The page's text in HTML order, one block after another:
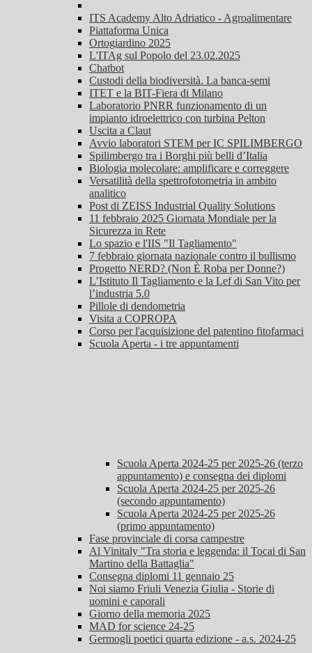
ITS Academy Alto Adriatico - Agroalimentare
Piattaforma Unica
Ortogiardino 2025
L'ITAg sul Popolo del 23.02.2025
Chatbot
Custodi della biodiversità. La banca-semi
ITET e la BIT-Fiera di Milano
Laboratorio PNRR funzionamento di un
impianto idroelettrico con turbina Pelton
Uscita a Claut
Avvio laboratori STEM per IC SPILIMBERGO
Spilimbergo tra i Borghi più belli d’Italia
Biologia molecolare: amplificare e correggere
Versatilità della spettrofotometria in ambito
analitico
Post di ZEISS Industrial Quality Solutions
11 febbraio 2025 Giornata Mondiale per la
Sicurezza in Rete
Lo spazio e l'IIS "Il Tagliamento"
7 febbraio giornata nazionale contro il bullismo
Progetto NERD? (Non È Roba per Donne?)
L’Istituto Il Tagliamento e la Lef di San Vito per
l’industria 5.0
Pillole di dendometria
Visita a COPROPA
Corso per l'acquisizione del patentino fitofarmaci
Scuola Aperta - i tre appuntamenti
Scuola Aperta 2024-25 per 2025-26 (terzo
appuntamento) e consegna dei diplomi
Scuola Aperta 2024-25 per 2025-26
(secondo appuntamento)
Scuola Aperta 2024-25 per 2025-26
(primo appuntamento)
Fase provinciale di corsa campestre
Al Vinitaly "Tra storia e leggenda: il Tocai di San
Martino della Battaglia"
Consegna diplomi 11 gennaio 25
Noi siamo Friuli Venezia Giulia - Storie di
uomini e caporali
Giorno della memoria 2025
MAD for science 24-25
Germogli poetici quarta edizione - a.s. 2024-25